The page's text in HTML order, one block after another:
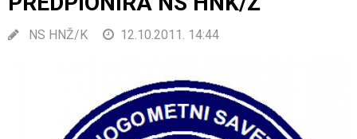
NS HNŽ/K 12.10.2011. 14:44